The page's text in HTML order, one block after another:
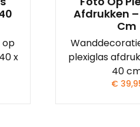
op
x
Afdrukken –
Cm
plexiglas
40
€